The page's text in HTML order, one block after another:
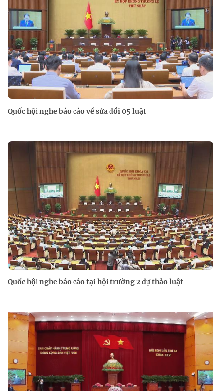
Quốc hội nghe báo cáo về sửa đổi 05 luật
Quốc hội nghe báo cáo tại hội trường 2 dự thảo luật